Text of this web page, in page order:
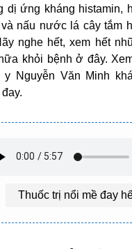
dị ứng kháng histamin,
nấu nước lá cây tắm
nghe hết, xem hết
khỏi bệnh ở đây.
y Nguyễn Văn Minh
Thuốc trị nổi mề đay